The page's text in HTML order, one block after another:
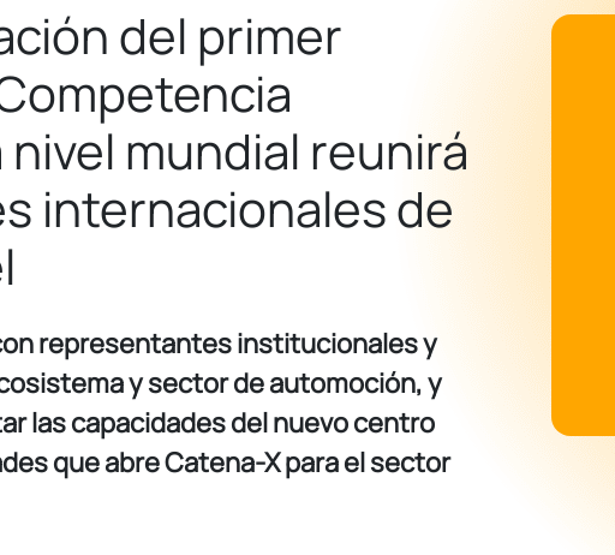
del primer
nivel mundial reunirá
internacionales de
representantes institucionales y
y sector de automoción, y
las capacidades del nuevo centro
que abre Catena-X para el sector